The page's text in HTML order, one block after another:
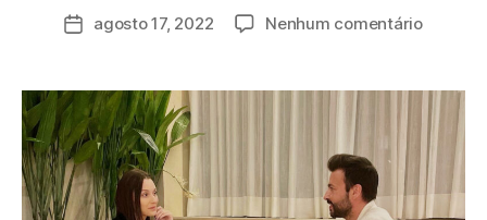
d
agosto 17, 2022 Nenhum comentário